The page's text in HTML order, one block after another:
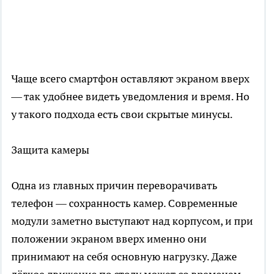
Чаще всего смартфон оставляют экраном вверх
— так удобнее видеть уведомления и время. Но
у такого подхода есть свои скрытые минусы.
Защита камеры
Одна из главных причин переворачивать
телефон — сохранность камер. Современные
модули заметно выступают над корпусом, и при
положении экраном вверх именно они
принимают на себя основную нагрузку. Даже